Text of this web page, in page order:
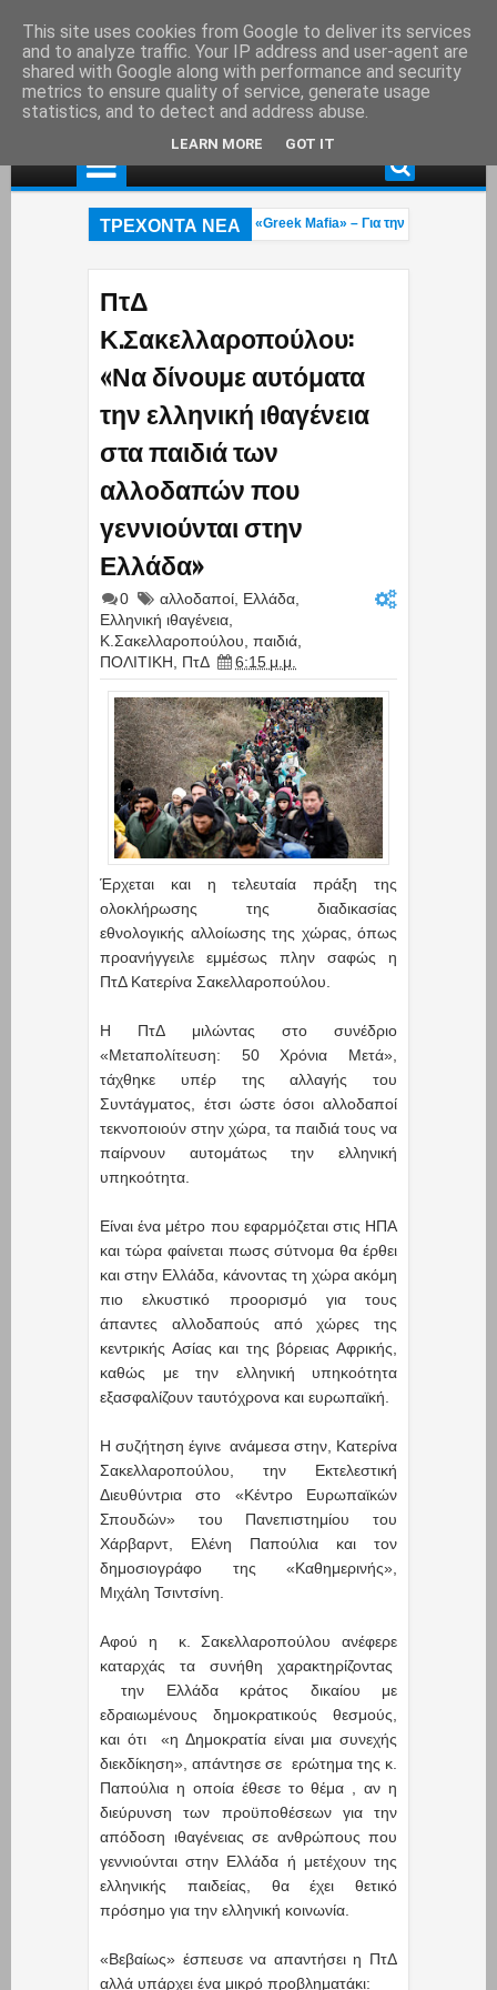
ΤΡΕΧΟΝΤΑ ΝΕΑ
στη Γερμανία εκτελεστής της «Greek Mafia» – Για την δολοφνία
ΠτΔ
Κ.Σακελλαροπούλου:
«Να δίνουμε αυτόματα
την ελληνική ιθαγένεια
στα παιδιά των
αλλοδαπών που
γεννιούνται στην
Ελλάδα»
0 αλλοδαποί Ελλάδα
Ελληνική ιθαγένεια
Κ.Σακελλαροπούλου παιδιά
ΠΟΛΙΤΙΚΗ
ΠτΔ 6:15 μ.μ.
Έρχεται και η τελευταία πράξη της
ολοκλήρωσης της διαδικασίας
εθνολογικής αλλοίωσης της χώρας, όπως
προανήγγειλε εμμέσως πλην σαφώς η
ΠτΔ Κατερίνα Σακελλαροπούλου.
Η ΠτΔ μιλώντας στο συνέδριο
«Μεταπολίτευση: 50 Χρόνια Μετά»,
τάχθηκε υπέρ της αλλαγής του
Συντάγματος, έτσι ώστε όσοι αλλοδαποί
τεκνοποιούν στην χώρα, τα παιδιά τους να
παίρνουν αυτομάτως την ελληνική
υπηκοότητα.
Είναι ένα μέτρο που εφαρμόζεται στις ΗΠΑ
και τώρα φαίνεται πωσς σύτνομα θα έρθει
και στην Ελλάδα, κάνοντας τη χώρα ακόμη
πιο ελκυστικό προορισμό για τους
άπαντες αλλοδαπούς από χώρες της
κεντρικής Ασίας και της βόρειας Αφρικής,
καθώς με την ελληνική υπηκοότητα
εξασφαλίζουν ταυτόχρονα και ευρωπαϊκή.
Η συζήτηση έγινε ανάμεσα στην, Κατερίνα
Σακελλαροπούλου, την Εκτελεστική
Διευθύντρια στο «Κέντρο Ευρωπαϊκών
Σπουδών» του Πανεπιστημίου του
Χάρβαρντ, Ελένη Παπούλια και τον
δημοσιογράφο της «Καθημερινής»,
Μιχάλη Τσιντσίνη.
Αφού η κ. Σακελλαροπούλου ανέφερε
καταρχάς τα συνήθη χαρακτηρίζοντας
την Ελλάδα κράτος δικαίου με
εδραιωμένους δημοκρατικούς θεσμούς,
και ότι «η Δημοκρατία είναι μια συνεχής
διεκδίκηση», απάντησε σε ερώτημα της κ.
Παπούλια η οποία έθεσε το θέμα , αν η
διεύρυνση των προϋποθέσεων για την
απόδοση ιθαγένειας σε ανθρώπους που
γεννιούνται στην Ελλάδα ή μετέχουν της
ελληνικής παιδείας, θα έχει θετικό
πρόσημο για την ελληνική κοινωνία.
«Βεβαίως» έσπευσε να απαντήσει η ΠτΔ
αλλά υπάρχει ένα μικρό προβληματάκι:
This site uses cookies from Google to deliver its services
and to analyze traffic. Your IP address and user-agent are
shared with Google along with performance and security
metrics to ensure quality of service, generate usage
statistics, and to detect and address abuse.
LEARN MORE GOT IT